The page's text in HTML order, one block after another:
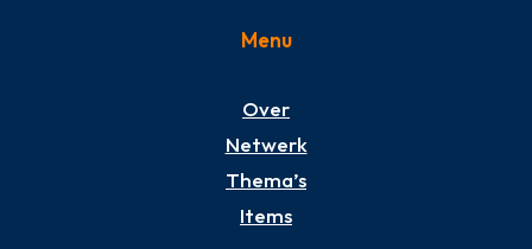
Menu
Over
Netwerk
Thema’s
Items